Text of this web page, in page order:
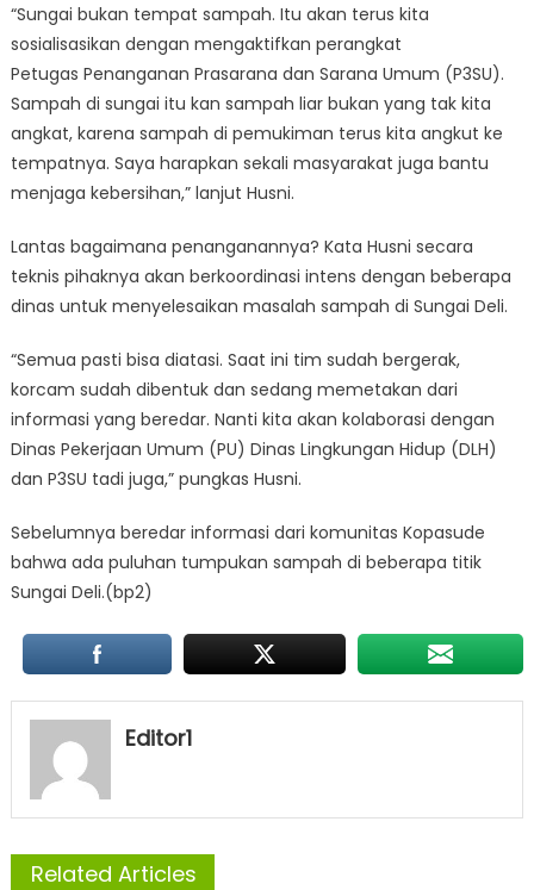
“Sungai bukan tempat sampah. Itu akan terus kita
sosialisasikan dengan mengaktifkan perangkat
Petugas Penanganan Prasarana dan Sarana Umum (P3SU).
Sampah di sungai itu kan sampah liar bukan yang tak kita
angkat, karena sampah di pemukiman terus kita angkut ke
tempatnya. Saya harapkan sekali masyarakat juga bantu
menjaga kebersihan,” lanjut Husni.
Lantas bagaimana penanganannya? Kata Husni secara
teknis pihaknya akan berkoordinasi intens dengan beberapa
dinas untuk menyelesaikan masalah sampah di Sungai Deli.
“Semua pasti bisa diatasi. Saat ini tim sudah bergerak,
korcam sudah dibentuk dan sedang memetakan dari
informasi yang beredar. Nanti kita akan kolaborasi dengan
Dinas Pekerjaan Umum (PU) Dinas Lingkungan Hidup (DLH)
dan P3SU tadi juga,” pungkas Husni.
Sebelumnya beredar informasi dari komunitas Kopasude
bahwa ada puluhan tumpukan sampah di beberapa titik
Sungai Deli.(bp2)
Editor1
Related Articles